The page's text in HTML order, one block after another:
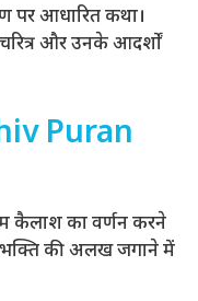
पर आधारित कथा।
चरित्र और उनके आदर्शों
Puran
कैलाश का वर्णन करने
भक्ति की अलख जगाने में